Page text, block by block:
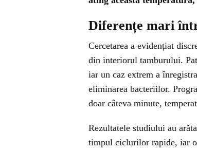
Diferențe mari
Cercetarea a evidențiat
din interiorul tamburului.
iar un caz extrem a
eliminarea bacteriilor.
doar câteva minute,
Rezultatele studiului au
timpul ciclurilor rapide, iar